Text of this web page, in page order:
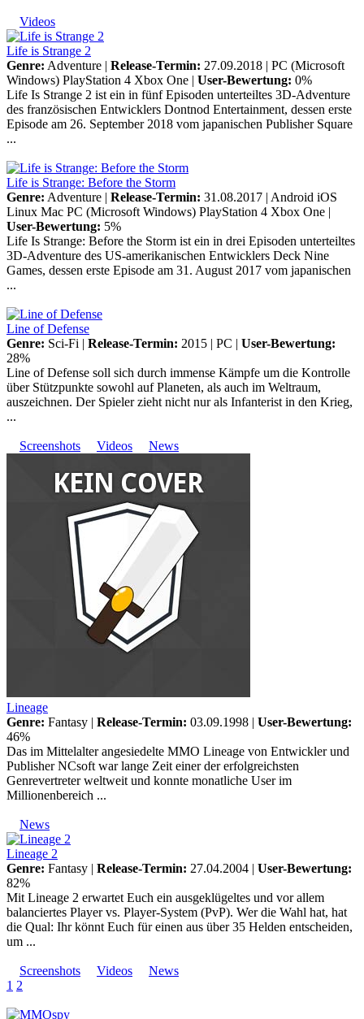
Videos
Life is Strange 2
Genre: Adventure | Release-Termin: 27.09.2018 | PC (Microsoft
Windows) PlayStation 4 Xbox One | User-Bewertung: 0%
Life Is Strange 2 ist ein in fünf Episoden unterteiltes 3D-Adventure
des französischen Entwicklers Dontnod Entertainment, dessen erste
Episode am 26. September 2018 vom japanischen Publisher Square
...
Life is Strange: Before the Storm
Genre: Adventure | Release-Termin: 31.08.2017 | Android iOS
Linux Mac PC (Microsoft Windows) PlayStation 4 Xbox One |
User-Bewertung: 5%
Life Is Strange: Before the Storm ist ein in drei Episoden unterteiltes
3D-Adventure des US-amerikanischen Entwicklers Deck Nine
Games, dessen erste Episode am 31. August 2017 vom japanischen
...
Line of Defense
Genre: Sci-Fi | Release-Termin: 2015 | PC | User-Bewertung:
28%
Line of Defense soll sich durch immense Kämpfe um die Kontrolle
über Stützpunkte sowohl auf Planeten, als auch im Weltraum,
auszeichnen. Der Spieler zieht nicht nur als Infanterist in den Krieg,
...
Screenshots Videos News
Lineage
Genre: Fantasy | Release-Termin: 03.09.1998 | User-Bewertung:
46%
Das im Mittelalter angesiedelte MMO Lineage von Entwickler und
Publisher NCsoft war lange Zeit einer der erfolgreichsten
Genrevertreter weltweit und konnte monatliche User im
Millionenbereich ...
News
Lineage 2
Genre: Fantasy | Release-Termin: 27.04.2004 | User-Bewertung:
82%
Mit Lineage 2 erwartet Euch ein ausgeklügeltes und vor allem
balanciertes Player vs. Player-System (PvP). Wer die Wahl hat, hat
die Qual: Ihr könnt Euch für einen aus über 35 Helden entscheiden,
um ...
Screenshots Videos
News
1 2